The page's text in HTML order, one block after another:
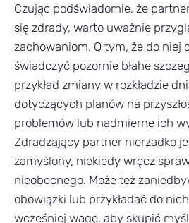
Czując podświadomie, że
się zdrady, warto uważnie
zachowaniom. O tym, że do niej
świadczyć pozornie błahe
przykład zmiany w rozkładzie
dotyczących planów na
problemów lub nadmierne ich
Zdradzający partner nierzadko
zamyślony, niekiedy wręcz
nieobecnego. Może też
obowiązki lub przykładać do
wcześniej wagę, aby skupić